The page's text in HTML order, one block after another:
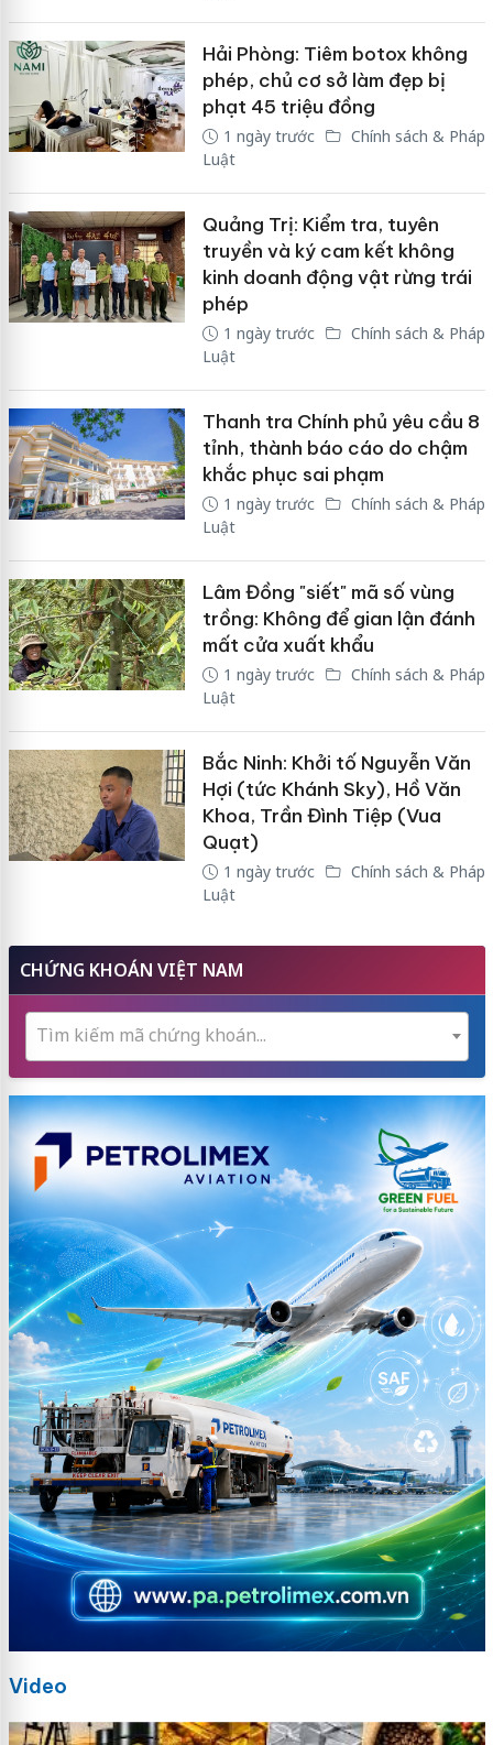
Hải Phòng: Tiêm botox không
phép, chủ cơ sở làm đẹp bị
phạt 45 triệu đồng
1 ngày trước
Chính sách & Pháp
Luật
Quảng Trị: Kiểm tra, tuyên
truyền và ký cam kết không
kinh doanh động vật rừng trái
phép
1 ngày trước
Chính sách & Pháp
Luật
Thanh tra Chính phủ yêu cầu 8
tỉnh, thành báo cáo do chậm
khắc phục sai phạm
1 ngày trước
Chính sách & Pháp
Luật
Lâm Đồng "siết" mã số vùng
trồng: Không để gian lận đánh
mất cửa xuất khẩu
1 ngày trước
Chính sách & Pháp
Luật
Bắc Ninh: Khởi tố Nguyễn Văn
Hợi (tức Khánh Sky), Hồ Văn
Khoa, Trần Đình Tiệp (Vua
Quạt)
1 ngày trước
Chính sách & Pháp
Luật
CHỨNG KHOÁN VIỆT NAM
Tìm kiếm mã chứng khoán...
Video